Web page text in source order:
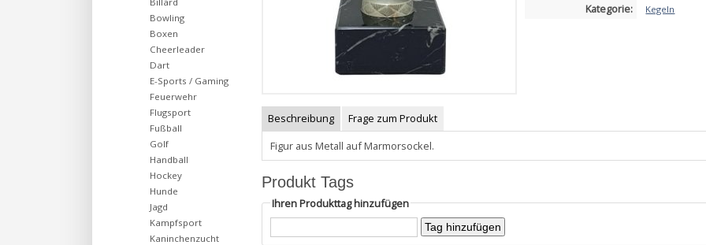
Kategorie: Kegeln
Beschreibung
Frage zum Produkt
Figur aus Metall auf Marmorsockel.
Produkt Tags
Ihren Produkttag hinzufügen
Bowling
Boxen
Cheerleader
Dart
E-Sports / Gaming
Feuerwehr
Flugsport
Fußball
Golf
Handball
Hockey
Hunde
Jagd
Kampfsport
Kaninchenzucht